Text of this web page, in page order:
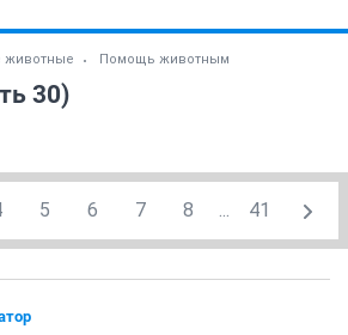
Помощь животным
30)
5 6 7 8 ... 41